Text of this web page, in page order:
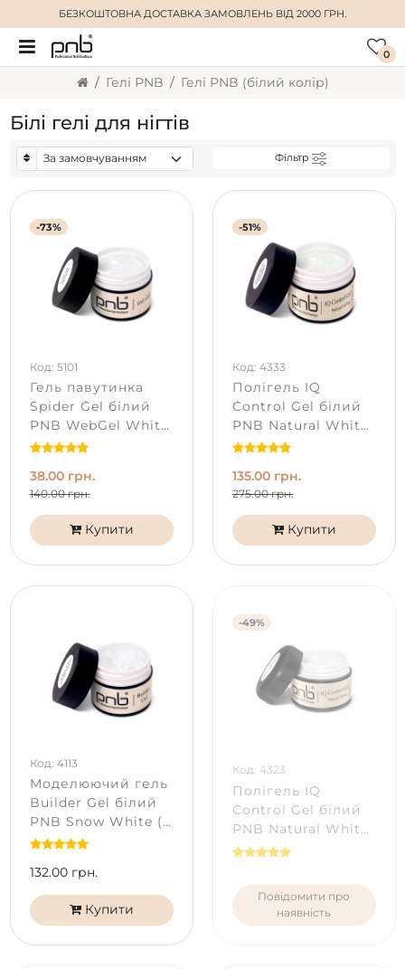
БЕЗКОШТОВНА ДОСТАВКА ЗАМОВЛЕНЬ ВІД 2000 ГРН.
0
Гелі PNB Гелі PNB (білий колір)
Білі гелі для нігтів
Фільтр
-73%
Код: 5101
Гель павутинка
Spider Gel білий
PNB WebGel White
(5 мл)
38.00 грн.
140.00 грн.
Купити
-51%
Код: 4333
Полігель IQ
Control Gel білий
PNB Natural White
(15 мл)
135.00 грн.
275.00 грн.
Купити
Код: 4113
Моделюючий гель
Builder Gel білий
PNB Snow White (5
мл)
132.00 грн.
Купити
-49%
Код: 4323
Полігель IQ
Control Gel білий
PNB Natural White
(5 мл)
Повідомити про
наявність